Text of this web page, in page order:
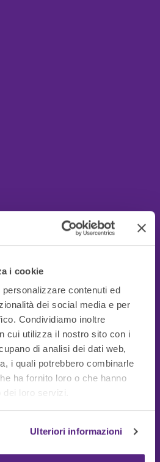
i cookie
contenuti ed
dei social media e per
Condividiamo inoltre
cui utilizza il nostro sito con i
di analisi dei dati web,
i quali potrebbero combinarle
ha fornito loro o che hanno
loro servizi.
Ulteriori informazioni
Utili